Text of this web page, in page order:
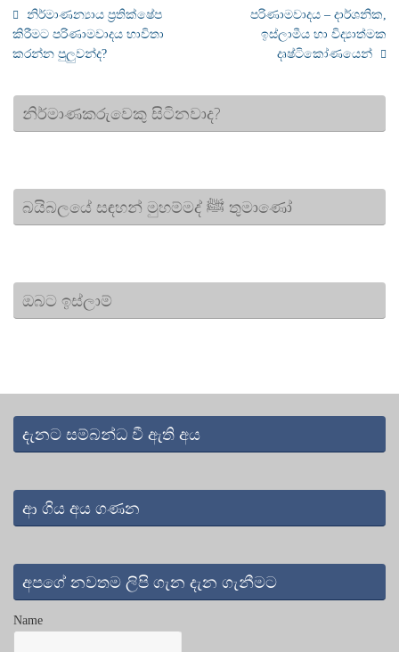
නිර්මාණන්‍යාය ප්‍රතික්ෂේප
කිරීමට පරිණාමවාදය භාවිතා
කරන්න පුලුවන්ද?
පරිණාමවාදය – දාර්ශනික,
ඉස්‌ලාමීය හා විද්‍යාත්මක
දෘෂ්ටිකෝණයෙන්
නිර්මාණකරුවෙකු සිටිනවාද?
බයිබලයේ සඳහන් මුහම්මද් ﷺ තුමාණෝ
ඔබට ඉස්ලාම්
දැනට සම්බන්ධ වී ඇති අය
ආ ගිය අය ගණන
අපගේ නවතම ලිපි ගැන දැන ගැනීමට
Name